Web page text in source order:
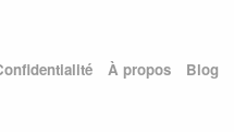
À propos Blog